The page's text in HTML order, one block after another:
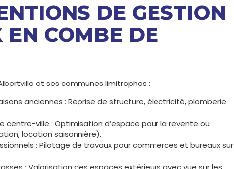
DE GESTION
EN COMBE DE
et ses communes limitrophes :
anciennes : Reprise de structure, électricité, plomberie
centre-ville : Optimisation d’espace pour la revente ou
location saisonnière).
: Pilotage de travaux pour commerces et bureaux sur